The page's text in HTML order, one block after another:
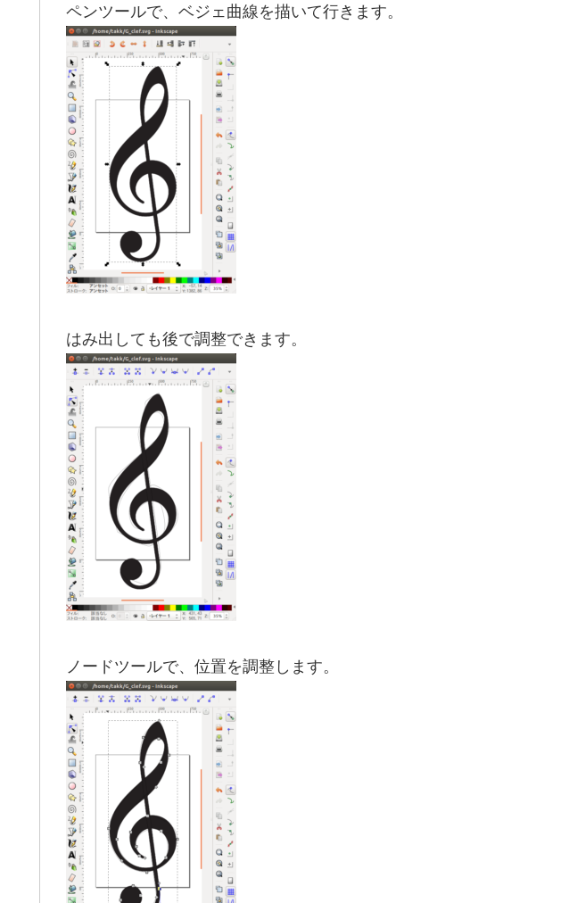
ペンツールで、ベジェ曲線を描いて行きます。
はみ出しても後で調整できます。
ノードツールで、位置を調整します。